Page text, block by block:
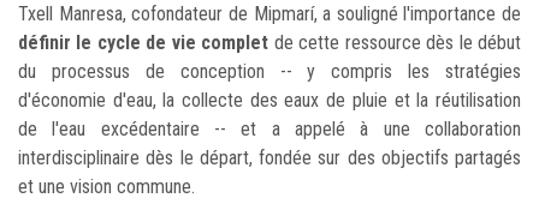
Txell Manresa, cofondateur de Mipmarí, a souligné l'importance de
définir le cycle de vie complet de cette ressource dès le début
du processus de conception -- y compris les stratégies
d'économie d'eau, la collecte des eaux de pluie et la réutilisation
de l'eau excédentaire -- et a appelé à une collaboration
interdisciplinaire dès le départ, fondée sur des objectifs partagés
et une vision commune.